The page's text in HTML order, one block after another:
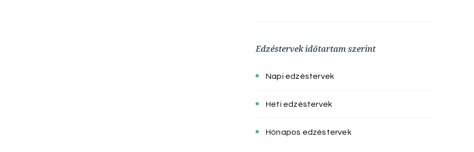
Edzéstervek időtartam szerint
Napi edzéstervek
Heti edzéstervek
Hónapos edzéstervek